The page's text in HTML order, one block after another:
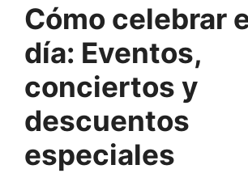
Cómo celebrar
día: Eventos,
conciertos y
descuentos
especiales